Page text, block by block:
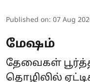
Published on: 07 Aug
மேஷம்
தேவைகள்
தொழிலில்